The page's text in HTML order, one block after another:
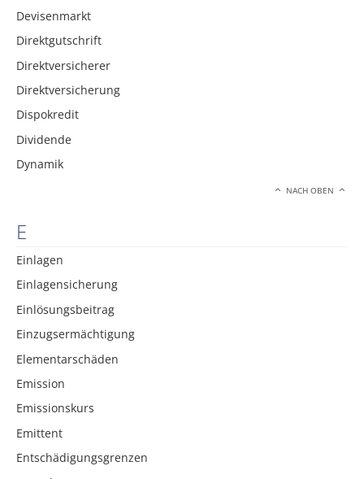
Devisenmarkt
Direktgutschrift
Direktversicherer
Direktversicherung
Dispokredit
Dividende
Dynamik
NACH OBEN
E
Einlagen
Einlagensicherung
Einlösungsbeitrag
Einzugsermächtigung
Elementarschäden
Emission
Emissionskurs
Emittent
Entschädigungsgrenzen